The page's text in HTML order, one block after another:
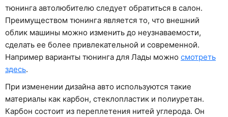
тюнинга автолюбителю следует обратиться в салон.
Преимуществом тюнинга является то, что внешний
облик машины можно изменить до неузнаваемости,
сделать ее более привлекательной и современной.
Например варианты тюнинга для Лады можно смотреть
здесь.
При изменении дизайна авто используются такие
материалы как карбон, стеклопластик и полиуретан.
Карбон состоит из переплетения нитей углерода. Он